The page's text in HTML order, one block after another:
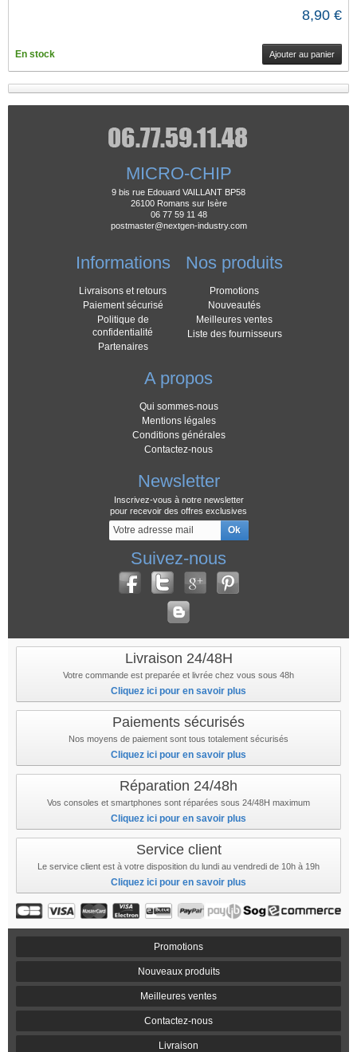
8,90 €
En stock Ajouter au panier
MICRO-CHIP
9 bis rue Edouard VAILLANT BP58
26100 Romans sur Isère
06 77 59 11 48
postmaster@nextgen-industry.com
Informations
Livraisons et retours
Paiement sécurisé
Politique de
confidentialité
Partenaires
Nos produits
Promotions
Nouveautés
Meilleures ventes
Liste des fournisseurs
A propos
Qui sommes-nous
Mentions légales
Conditions générales
Contactez-nous
Newsletter
Inscrivez-vous à notre newsletter
pour recevoir des offres exclusives
Suivez-nous
Livraison 24/48H
Votre commande est preparée et livrée chez vous sous 48h
Cliquez ici pour en savoir plus
Paiements sécurisés
Nos moyens de paiement sont tous totalement sécurisés
Cliquez ici pour en savoir plus
Réparation 24/48h
Vos consoles et smartphones sont réparées sous 24/48H maximum
Cliquez ici pour en savoir plus
Service client
Le service client est à votre disposition du lundi au vendredi de 10h à 19h
Cliquez ici pour en savoir plus
Promotions
Nouveaux produits
Meilleures ventes
Contactez-nous
Livraison